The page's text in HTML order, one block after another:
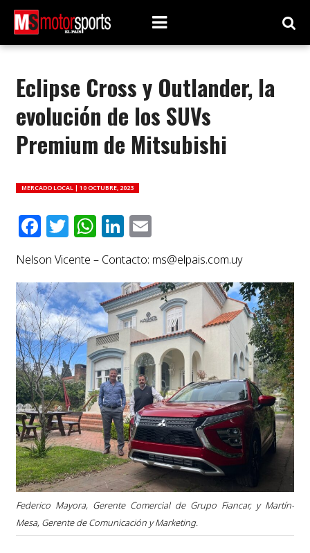
Eclipse Cross y Outlander, la
evolución de los SUVs
Premium de Mitsubishi
MERCADO LOCAL | 10 OCTUBRE, 2023
Facebook
Twitter
WhatsApp
LinkedIn
Email
Nelson Vicente – Contacto: ms@elpais.com.uy
Federico Mayora, Gerente Comercial de Grupo Fiancar, y Martín-
Mesa, Gerente de Comunicación y Marketing.